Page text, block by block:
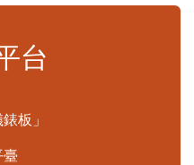
台
板」
臺